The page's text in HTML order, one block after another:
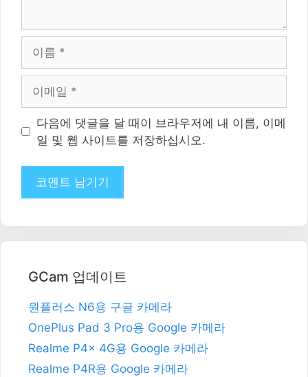
사
다음에 댓글을 달 때이 브라우저에 내 이름, 이메
일 및 웹 사이트를 저장하십시오.
GCam 업데이트
원플러스 N6용 구글 카메라
OnePlus Pad 3 Pro용 Google 카메라
Realme P4x 4G용 Google 카메라
Realme P4R용 Google 카메라